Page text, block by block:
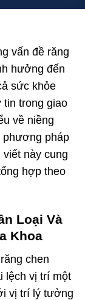
vấn đề răng
hưởng đến
sức khỏe
tin trong giao
về niềng
pháp
này cung
hợp theo
Loại Và
Khoa
chen
lệch vị trí một
vị trí lý tưởng